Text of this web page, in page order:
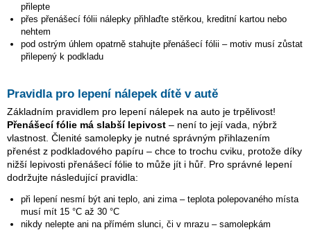
přilepte
přes přenášecí fólii nálepky přihlaďte stěrkou, kreditní kartou nebo
nehtem
pod ostrým úhlem opatrně stahujte přenášecí fólii – motiv musí zůstat
přilepený k podkladu
Pravidla pro lepení nálepek dítě v autě
Základním pravidlem pro lepení nálepek na auto je trpělivost!
Přenášecí fólie má slabší lepivost – není to její vada, nýbrž
vlastnost. Členité samolepky je nutné správným přihlazením
přenést z podkladového papíru – chce to trochu cviku, protože díky
nižší lepivosti přenášecí fólie to může jít i hůř. Pro správné lepení
dodržujte následující pravidla:
při lepení nesmí být ani teplo, ani zima – teplota polepovaného místa
musí mít 15 °C až 30 °C
nikdy nelepte ani na přímém slunci, či v mrazu – samolepkám